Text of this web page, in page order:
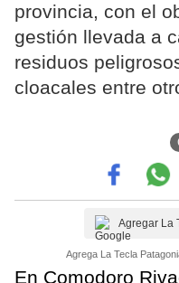
provincia, con el
gestión llevada a
residuos
cloacales entre
Agregar La
Agrega La Tecla
En Comodoro